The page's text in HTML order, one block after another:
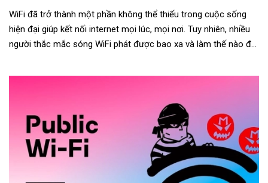
WiFi đã trở thành một phần không thể thiếu trong cuộc sống
hiện đại giúp kết nối internet mọi lúc, mọi nơi. Tuy nhiên, nhiều
người thắc mắc sóng WiFi phát được bao xa và làm thế nào để